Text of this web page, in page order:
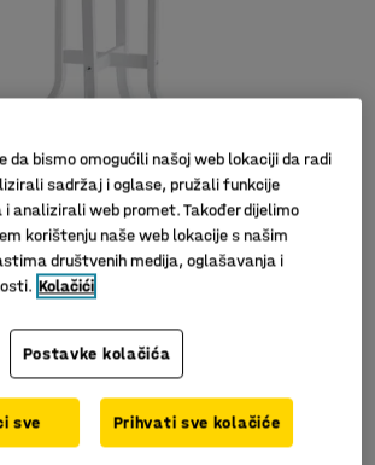
rad i blagovaonicu
mjestima
dizajniran u AJ. Stol je dostupan u
da bismo omogućili našoj web lokaciji da radi
sadržaj i oglase, pružali funkcije
i analizirali web promet. Također dijelimo
korištenju naše web lokacije s našim
društvenih medija, oglašavanja i
Kolačići
Postavke kolačića
sve Prihvati sve kolačiće